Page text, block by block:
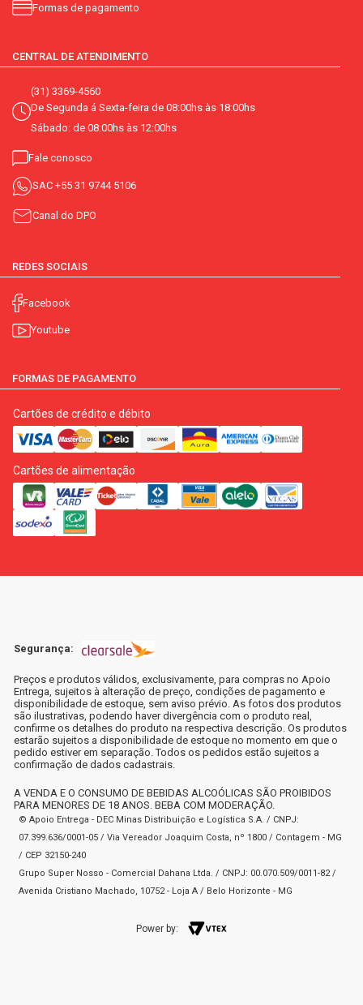
Formas de pagamento
CENTRAL DE ATENDIMENTO
(31) 3369-4560
De Segunda á Sexta-feira de 08:00hs às 18:00hs
Sábado: de 08:00hs às 12:00hs
Fale conosco
SAC +55 31 9744 5106
Canal do DPO
REDES SOCIAIS
Facebook
Youtube
FORMAS DE PAGAMENTO
Cartões de crédito e débito
Cartões de alimentação
Segurança:
Preços e produtos válidos, exclusivamente, para compras no Apoio
Entrega, sujeitos à alteração de preço, condições de pagamento e
disponibilidade de estoque, sem aviso prévio. As fotos dos produtos
são ilustrativas, podendo haver divergência com o produto real,
confirme os detalhes do produto na respectiva descrição. Os produtos
estarão sujeitos a disponibilidade de estoque no momento em que o
pedido estiver em separação. Todos os pedidos estão sujeitos a
confirmação de dados cadastrais.
A VENDA E O CONSUMO DE BEBIDAS ALCOÓLICAS SÃO PROIBIDOS
PARA MENORES DE 18 ANOS. BEBA COM MODERAÇÃO.
© Apoio Entrega - DEC Minas Distribuição e Logística S.A. / CNPJ:
07.399.636/0001-05 / Via Vereador Joaquim Costa, nº 1800 / Contagem - MG
/ CEP 32150-240
Grupo Super Nosso - Comercial Dahana Ltda. / CNPJ: 00.070.509/0011-82 /
Avenida Cristiano Machado, 10752 - Loja A / Belo Horizonte - MG
Power by: